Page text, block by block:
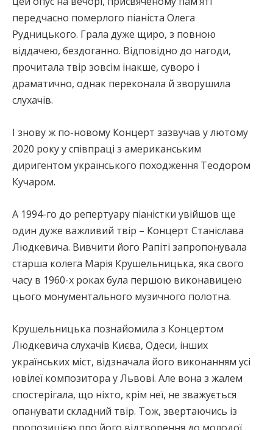
передчасно померлого піаніста Олега
Рудницького. Грала дуже щиро, з повною
віддачею, бездоганно. Відповідно до нагоди,
прочитала твір зовсім інакше, суворо і
драматично, однак переконала й зворушила
слухачів.
І знову ж по-новому Концерт зазвучав у лютому
2020 року у співпраці з американським
диригентом українського походження Теодором
Кучаром.
А 1994-го до репертуару піаністки увійшов ще
один дуже важливий твір – Концерт Станіслава
Людкевича. Вивчити його Рапіті запропонувала
старша колега Марія Крушельницька, яка свого
часу в 1960-х роках була першою виконавицею
цього монументального музичного полотна.
Крушельницька познайомила з Концертом
Людкевича слухачів Києва, Одеси, інших
українських міст, відзначала його виконанням усі
ювілеї композитора у Львові. Але вона з жалем
спостерігала, що ніхто, крім неї, не зважується
опанувати складний твір. Тож, звертаючись із